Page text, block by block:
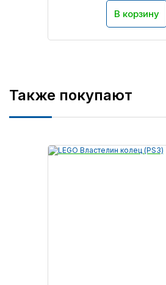
В корзину
Также покупают